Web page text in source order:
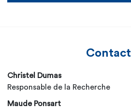
Contact
Christel Dumas
Responsable de la Recherche
Maude Ponsart